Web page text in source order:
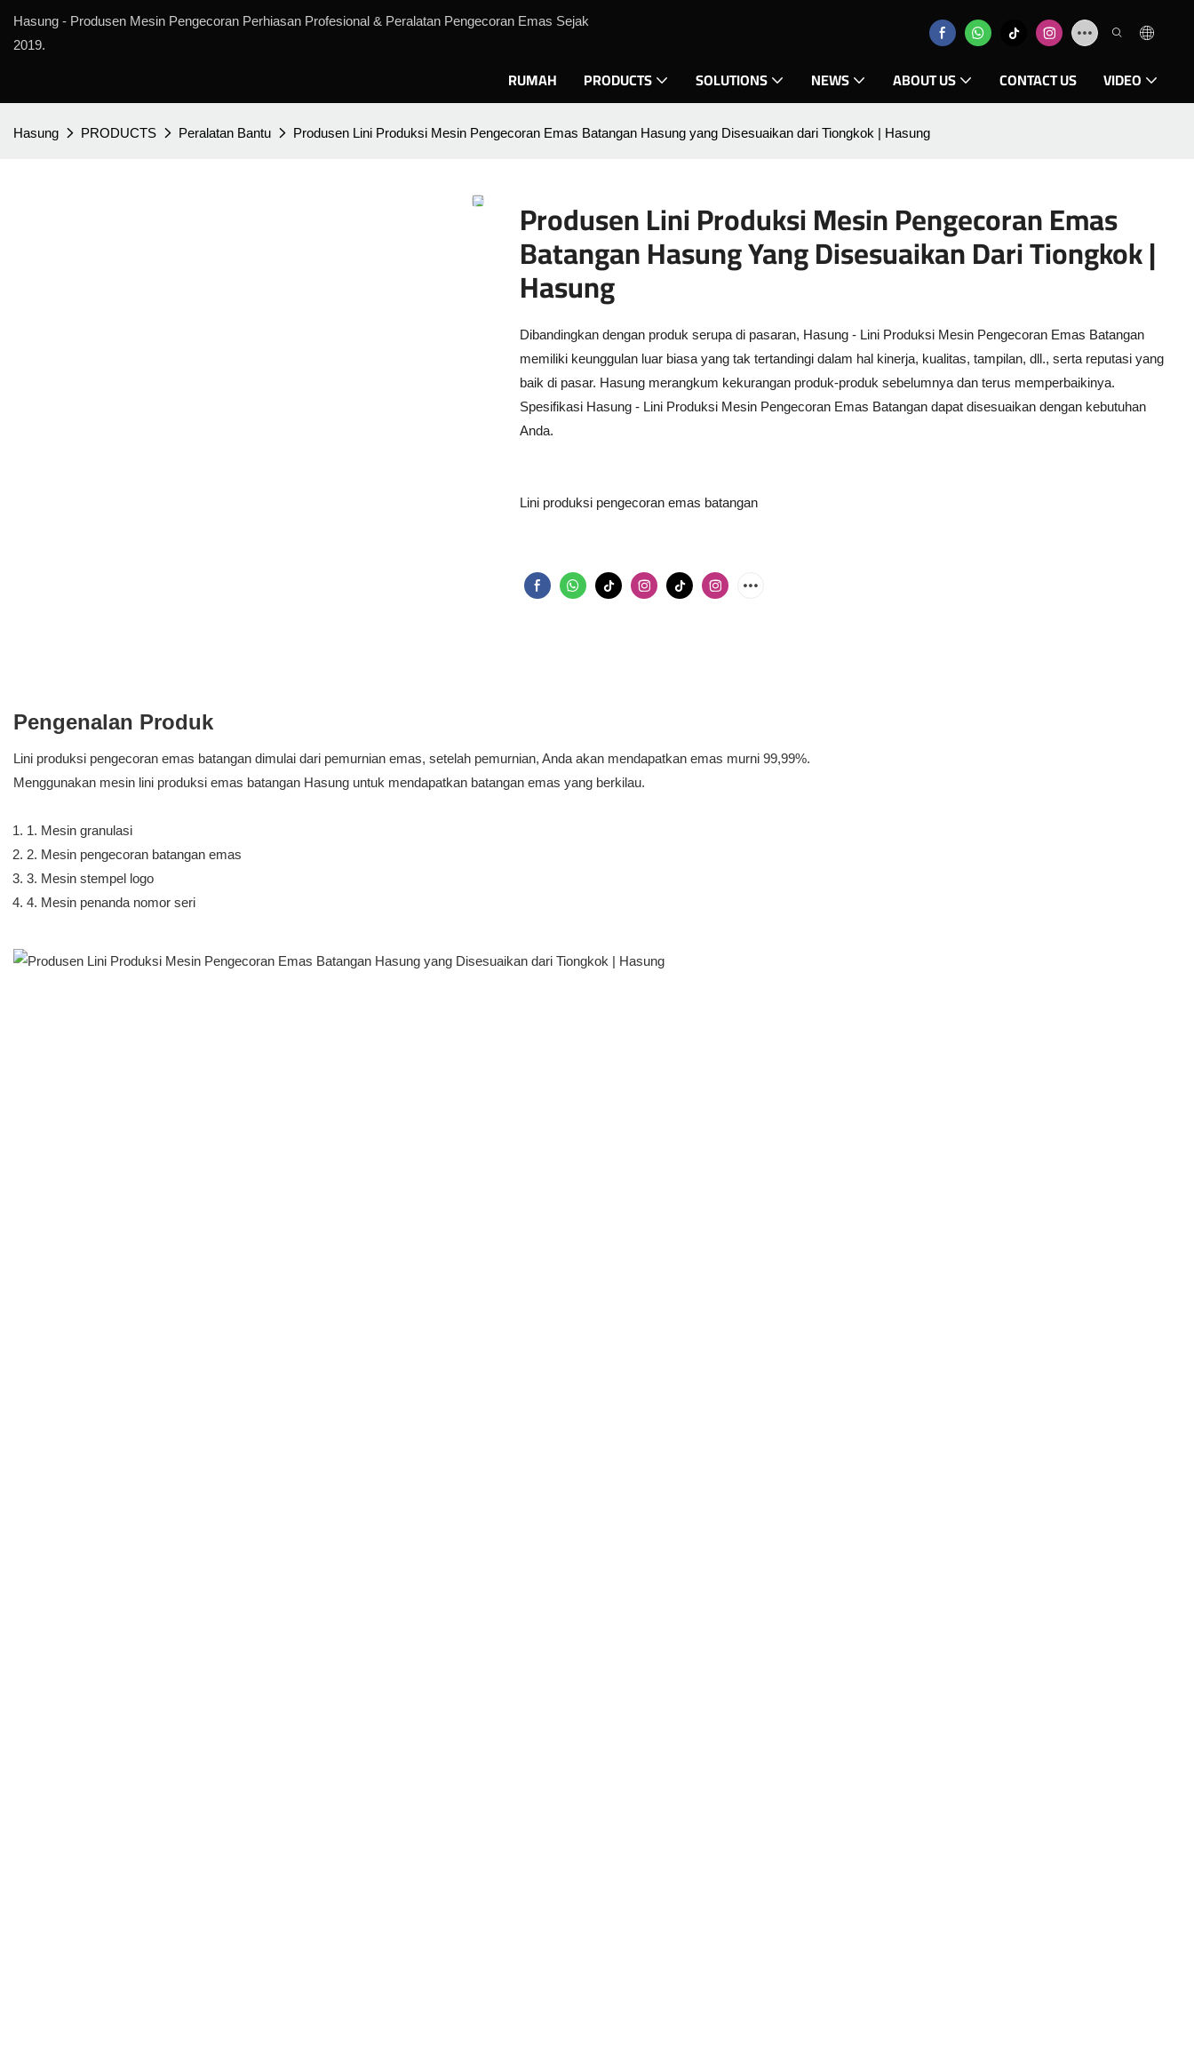
Hasung - Produsen Mesin Pengecoran Perhiasan Profesional & Peralatan Pengecoran Emas Sejak
2019.
RUMAH PRODUCTS SOLUTIONS NEWS ABOUT US CONTACT US VIDEO
Hasung PRODUCTS Peralatan Bantu Produsen Lini Produksi Mesin Pengecoran Emas Batangan Hasung yang Disesuaikan dari Tiongkok | Hasung
Produsen Lini Produksi Mesin Pengecoran Emas
Batangan Hasung Yang Disesuaikan Dari Tiongkok |
Hasung
Dibandingkan dengan produk serupa di pasaran, Hasung - Lini Produksi Mesin Pengecoran Emas Batangan
memiliki keunggulan luar biasa yang tak tertandingi dalam hal kinerja, kualitas, tampilan, dll., serta reputasi yang
baik di pasar. Hasung merangkum kekurangan produk-produk sebelumnya dan terus memperbaikinya.
Spesifikasi Hasung - Lini Produksi Mesin Pengecoran Emas Batangan dapat disesuaikan dengan kebutuhan
Anda.
Lini produksi pengecoran emas batangan
Pengenalan Produk
Lini produksi pengecoran emas batangan dimulai dari pemurnian emas, setelah pemurnian, Anda akan mendapatkan emas murni 99,99%.
Menggunakan mesin lini produksi emas batangan Hasung untuk mendapatkan batangan emas yang berkilau.
1. Mesin granulasi
2. Mesin pengecoran batangan emas
3. Mesin stempel logo
4. Mesin penanda nomor seri